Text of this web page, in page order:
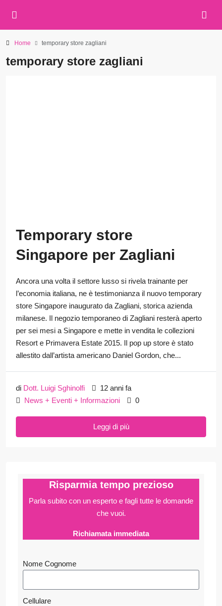
Home temporary store zagliani
temporary store zagliani
Temporary store
Singapore per Zagliani
Ancora una volta il settore lusso si rivela trainante per
l’economia italiana, ne è testimonianza il nuovo temporary
store Singapore inaugurato da Zagliani, storica azienda
milanese. Il negozio temporaneo di Zagliani resterà aperto
per sei mesi a Singapore e mette in vendita le collezioni
Resort e Primavera Estate 2015. Il pop up store è stato
allestito dall’artista americano Daniel Gordon, che...
di Dott. Luigi Sghinolfi
12 anni fa
News + Eventi + Informazioni
0
Leggi di più
Risparmia tempo prezioso
Parla subito con un esperto e fagli tutte le domande
che vuoi.
Richiamata immediata
Nome Cognome
Cellulare